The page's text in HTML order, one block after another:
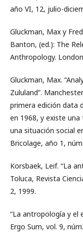
año VI, 12, julio-
Gluckman, Max y
Banton, (ed.): The
Anthropology.
Gluckman, Max.
Zululand”.
primera edición data
en 1968, y existe una
una situación social
Bricolage, año 1,
Korsbaek, Leif. “La
Toluca, Revista
2, 1999.
“La antropología y el
Ergo Sum, vol. 9,